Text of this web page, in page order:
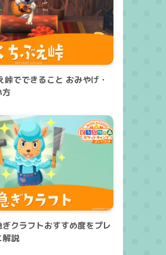
峠でできること おみやげ・
方
ぎクラフトおすすめ度をプレ
解説